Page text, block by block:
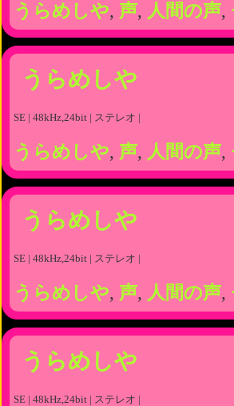
うらめしや, 声, 人間の声,
うらめしや
SE | 48kHz,24bit | ステレオ |
うらめしや, 声, 人間の声,
うらめしや
SE | 48kHz,24bit | ステレオ |
うらめしや, 声, 人間の声,
うらめしや
SE | 48kHz,24bit | ステレオ |